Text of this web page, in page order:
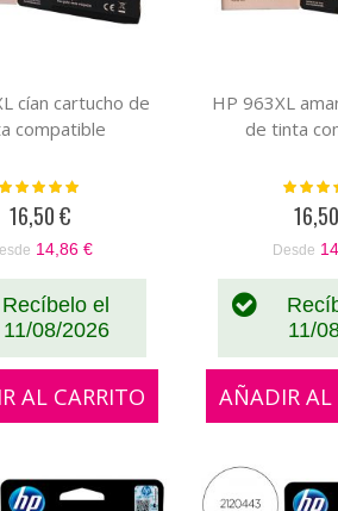
cían cartucho de
compatible
Valoración:
16,50 €
14,86 €
Recíbelo el
11/08/2026
AL CARRITO
HP 963XL
de tinta
Desde
11/
AÑADIR AL